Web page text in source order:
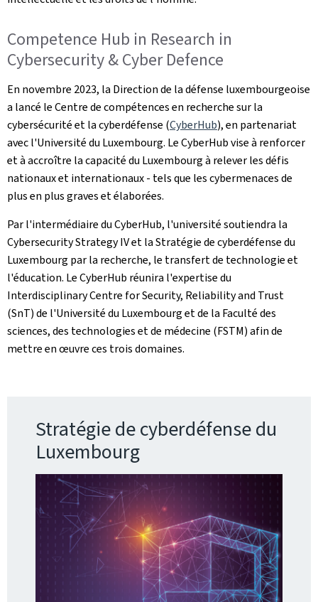
Competence Hub in Research in
Cybersecurity & Cyber Defence
En novembre 2023, la Direction de la défense luxembourgeoise
a lancé le Centre de compétences en recherche sur la
cybersécurité et la cyberdéfense (CyberHub), en partenariat
avec l'Université du Luxembourg. Le CyberHub vise à renforcer
et à accroître la capacité du Luxembourg à relever les défis
nationaux et internationaux - tels que les cybermenaces de
plus en plus graves et élaborées.
Par l'intermédiaire du CyberHub, l'université soutiendra la
Cybersecurity Strategy IV et la Stratégie de cyberdéfense du
Luxembourg par la recherche, le transfert de technologie et
l'éducation. Le CyberHub réunira l'expertise du
Interdisciplinary Centre for Security, Reliability and Trust
(SnT) de l'Université du Luxembourg et de la Faculté des
sciences, des technologies et de médecine (FSTM) afin de
mettre en œuvre ces trois domaines.
Stratégie de cyberdéfense du
Luxembourg